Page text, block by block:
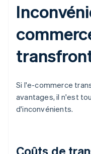
Si l'e-commerce
avantages, il n'est
d'inconvénients.